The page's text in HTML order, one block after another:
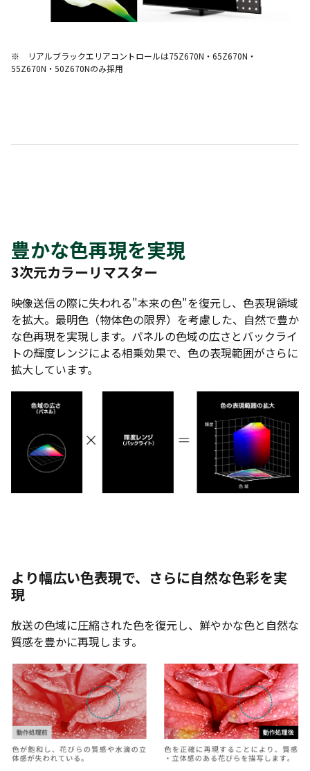
※ リアルブラックエリアコントロールは75Z670N・65Z670N・
55Z670N・50Z670Nのみ採用
豊かな色再現を実現
3次元カラーリマスター
映像送信の際に失われる"本来の色"を復元し、色表現領域
を拡大。最明色（物体色の限界）を考慮した、自然で豊か
な色再現を実現します。パネルの色域の広さとバックライ
トの輝度レンジによる相乗効果で、色の表現範囲がさらに
拡大しています。
より幅広い色表現で、さらに自然な色彩を実
現
放送の色域に圧縮された色を復元し、鮮やかな色と自然な
質感を豊かに再現します。